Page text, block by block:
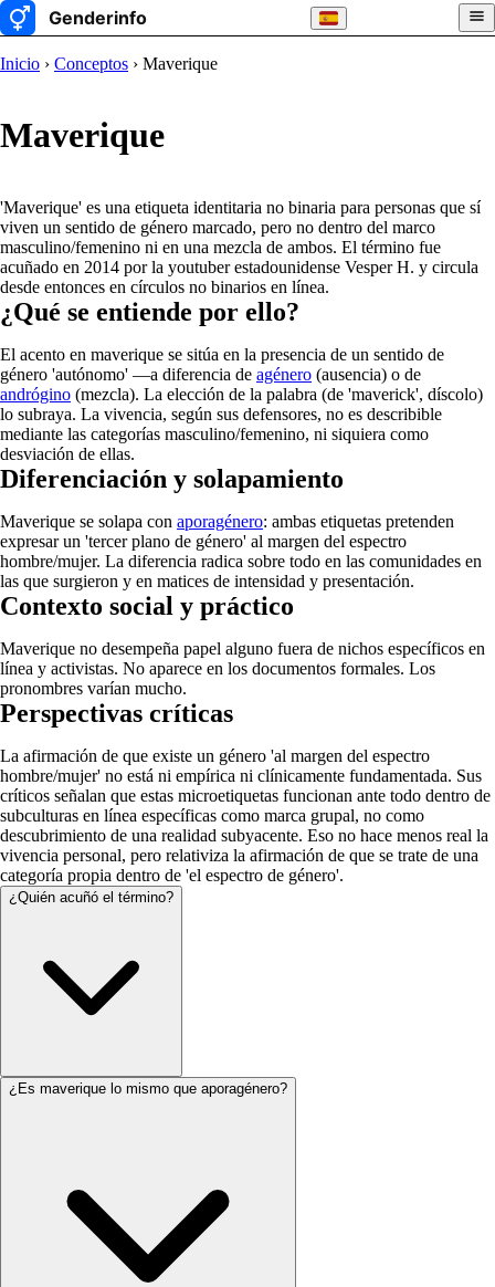
Inicio › Conceptos › Maverique
Maverique
'Maverique' es una etiqueta identitaria no binaria para personas que sí
viven un sentido de género marcado, pero no dentro del marco
masculino/femenino ni en una mezcla de ambos. El término fue
acuñado en 2014 por la youtuber estadounidense Vesper H. y circula
desde entonces en círculos no binarios en línea.
¿Qué se entiende por ello?
El acento en maverique se sitúa en la presencia de un sentido de
género 'autónomo' —a diferencia de agénero (ausencia) o de
andrógino (mezcla). La elección de la palabra (de 'maverick', díscolo)
lo subraya. La vivencia, según sus defensores, no es describible
mediante las categorías masculino/femenino, ni siquiera como
desviación de ellas.
Diferenciación y solapamiento
Maverique se solapa con aporagénero: ambas etiquetas pretenden
expresar un 'tercer plano de género' al margen del espectro
hombre/mujer. La diferencia radica sobre todo en las comunidades en
las que surgieron y en matices de intensidad y presentación.
Contexto social y práctico
Maverique no desempeña papel alguno fuera de nichos específicos en
línea y activistas. No aparece en los documentos formales. Los
pronombres varían mucho.
Perspectivas críticas
La afirmación de que existe un género 'al margen del espectro
hombre/mujer' no está ni empírica ni clínicamente fundamentada. Sus
críticos señalan que estas microetiquetas funcionan ante todo dentro de
subculturas en línea específicas como marca grupal, no como
descubrimiento de una realidad subyacente. Eso no hace menos real la
vivencia personal, pero relativiza la afirmación de que se trate de una
categoría propia dentro de 'el espectro de género'.
¿Quién acuñó el término?
¿Es maverique lo mismo que aporagénero?